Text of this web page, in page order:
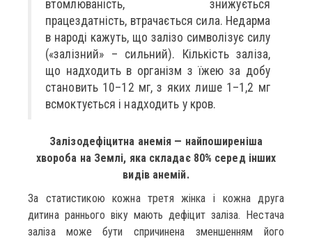
втомлюваність, знижується
працездатність, втрачається сила. Недарма
в народі кажуть, що залізо символізує силу
(«залізний» – сильний). Кількість заліза,
що надходить в організм з їжею за добу
становить 10–12 мг, з яких лише 1–1,2 мг
всмоктується і надходить у кров.
Залізодефіцитна анемія — найпоширеніша
хвороба на Землі, яка складає 80% серед інших
видів анемій.
За статистикою кожна третя жінка і кожна друга
дитина раннього віку мають дефіцит заліза. Нестача
заліза може бути спричинена зменшенням його